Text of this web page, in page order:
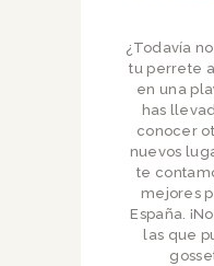
¿Todavía
tu perrete
en una
has
conocer
nuevos
te
mejores
España.
las que